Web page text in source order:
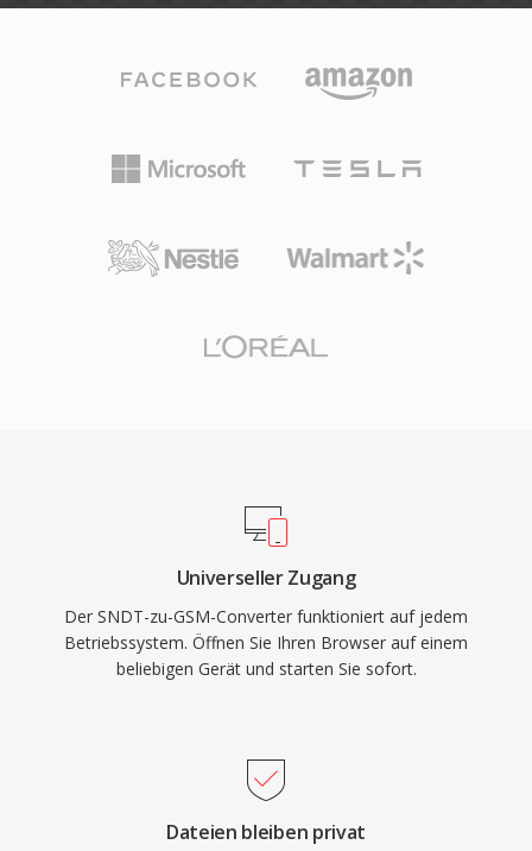
Universeller Zugang
Der SNDT-zu-GSM-Converter funktioniert auf jedem
Betriebssystem. Öffnen Sie Ihren Browser auf einem
beliebigen Gerät und starten Sie sofort.
Dateien bleiben privat